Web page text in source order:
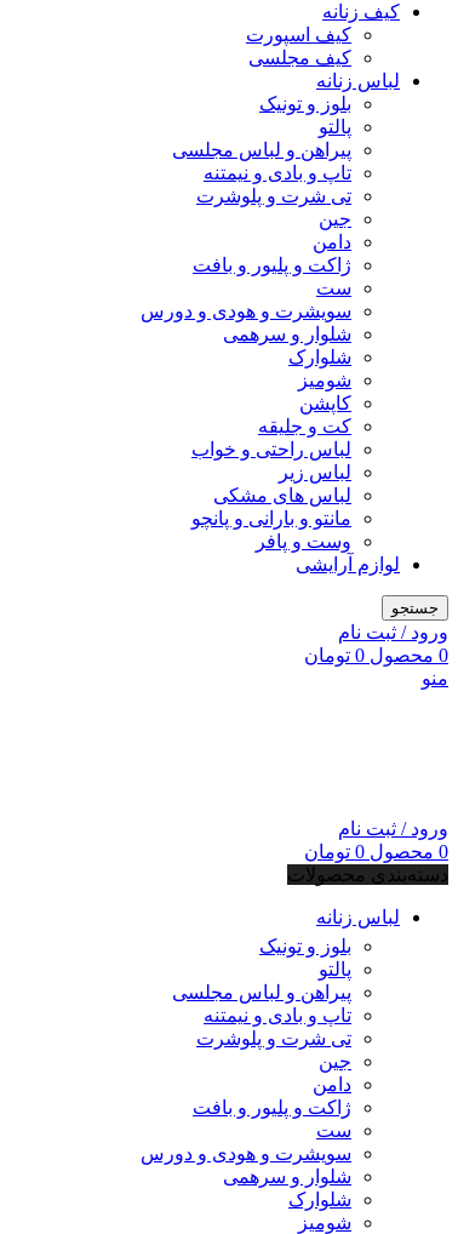
کیف زنانه
کیف اسپورت
کیف مجلسی
لباس زنانه
بلوز و تونیک
پالتو
پیراهن و لباس مجلسی
تاپ و بادی و نیمتنه
تی شرت و پلوشرت
جین
دامن
ژاکت و پلیور و بافت
ست
سویشرت و هودی و دورس
شلوار و سرهمی
شلوارک
شومیز
کاپشن
کت و جلیقه
لباس راحتی و خواب
لباس زیر
لباس های مشکی
مانتو و بارانی و پانچو
وست و پافر
لوازم آرایشی
جستجو
ورود / ثبت نام
0 محصول 0 تومان
منو
ورود / ثبت نام
0 محصول 0 تومان
دسته‌بندی محصولات
لباس زنانه
بلوز و تونیک
پالتو
پیراهن و لباس مجلسی
تاپ و بادی و نیمتنه
تی شرت و پلوشرت
جین
دامن
ژاکت و پلیور و بافت
ست
سویشرت و هودی و دورس
شلوار و سرهمی
شلوارک
شومیز